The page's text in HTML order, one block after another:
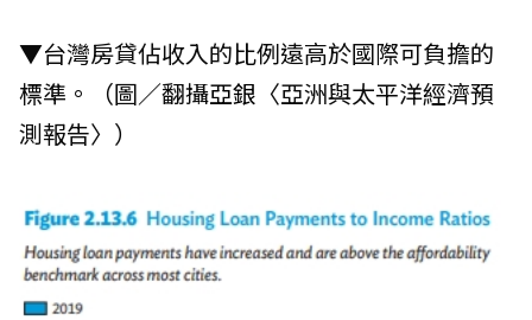
▼台灣房貸佔收入的比例遠高於國際可負擔的
標準。（圖／翻攝亞銀 〈亞洲與太平洋經濟預
測報告〉）